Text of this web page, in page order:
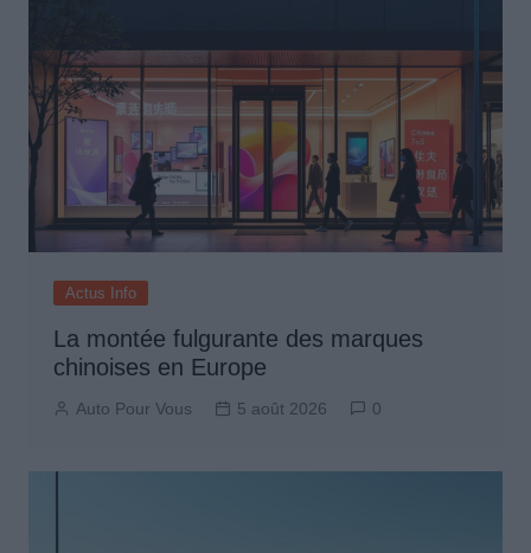
Actus Info
La montée fulgurante des marques
chinoises en Europe
Auto Pour Vous 5 août 2026 0